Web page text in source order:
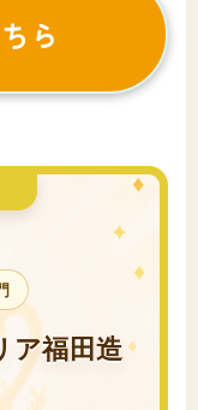
ら
ア福田造